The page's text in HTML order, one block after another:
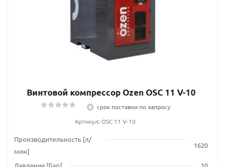
Винтовой компрессор Ozen OSC 11 V-10
срок поставки по запросу
Артикул: OSC 11 V-10
Производительность [л/
мин]
1620
Давление [бар] 10